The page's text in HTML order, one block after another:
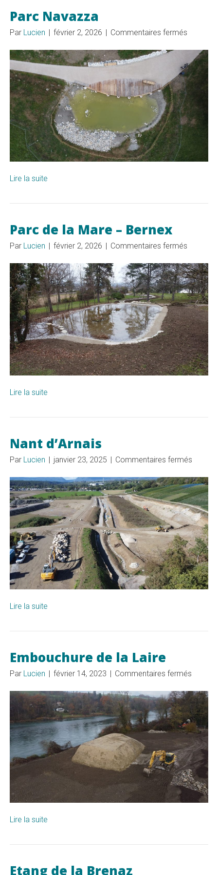
Parc Navazza
Par Lucien | février 2, 2026 | Commentaires fermés
Navazza
Lire la suite
Parc de la Mare – Bernex
Par Lucien février 2, 2026 Commentaires fermés
de
la
Mare
–
Bernex
Lire la suite
Nant d’Arnais
Par Lucien | janvier 23, 2025 | Commentaires fermés
d’Arnais
Lire la suite
Embouchure de la Laire
Par Lucien | février 14, 2023 | Commentaires fermés
de
la
Laire
Lire la suite
Etang de la Brenaz